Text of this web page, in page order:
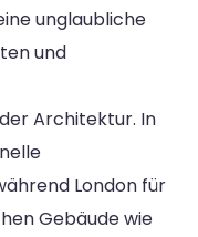
unglaubliche
und
Architektur. In
London für
Gebäude wie